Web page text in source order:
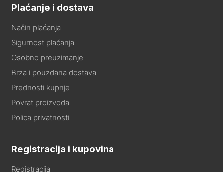
Plaćanje i dostava
Način plaćanja
Sigurnost plaćanja
Osobno preuzimanje
Brza i pouzdana dostava
Prednosti kupnje
Povrat proizvoda
Polica privatnosti
Registracija i kupovina
Registracija